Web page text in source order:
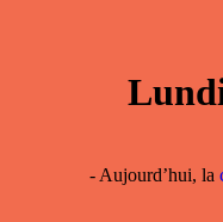
- Aujourd’hui, la